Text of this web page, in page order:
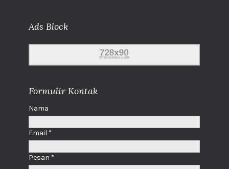
Ads Block
Formulir Kontak
Nama
Email *
Pesan *